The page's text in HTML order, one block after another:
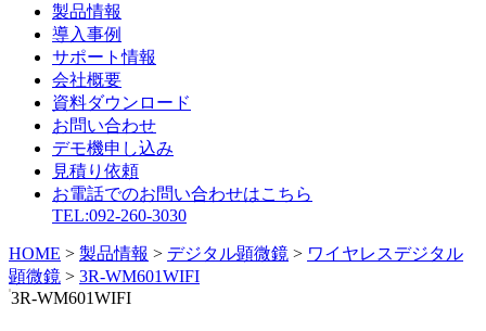
製品情報
導入事例
サポート情報
会社概要
資料ダウンロード
お問い合わせ
デモ機申し込み
見積り依頼
お電話でのお問い合わせはこちら
TEL:092-260-3030
HOME > 製品情報 > デジタル顕微鏡 > ワイヤレスデジタル
顕微鏡 > 3R-WM601WIFI
3R-WM601WIFI